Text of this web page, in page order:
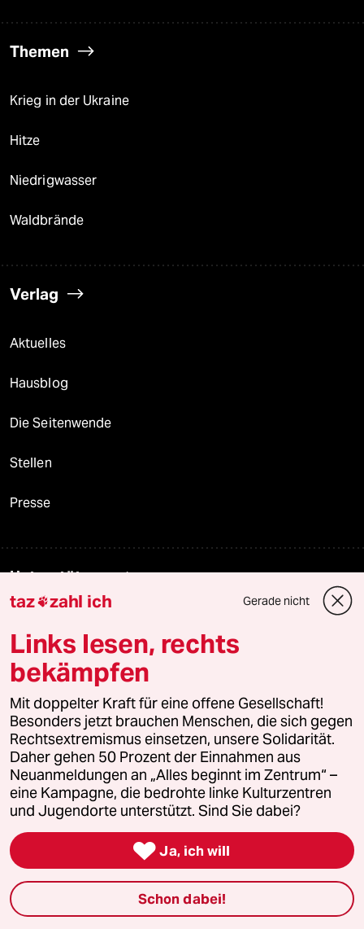
Themen
Krieg in der Ukraine
Hitze
Niedrigwasser
Waldbrände
Verlag
Aktuelles
Hausblog
Die Seitenwende
Stellen
Presse
Unterstützen
genossenschaft
taz zahl ich
recherchefonds ausland
panterstiftung
panterpreis 2026
Podcast
taz zahl ich Gerade nicht
Links lesen, rechts
bekämpfen
Mit doppelter Kraft für eine offene Gesellschaft!
Besonders jetzt brauchen Menschen, die sich gegen
Rechtsextremismus einsetzen, unsere Solidarität.
Daher gehen 50 Prozent der Einnahmen aus
Neuanmeldungen an „Alles beginnt im Zentrum“ –
eine Kampagne, die bedrohte linke Kulturzentren
und Jugendorte unterstützt. Sind Sie dabei?
 Ja, ich will
Schon dabei!